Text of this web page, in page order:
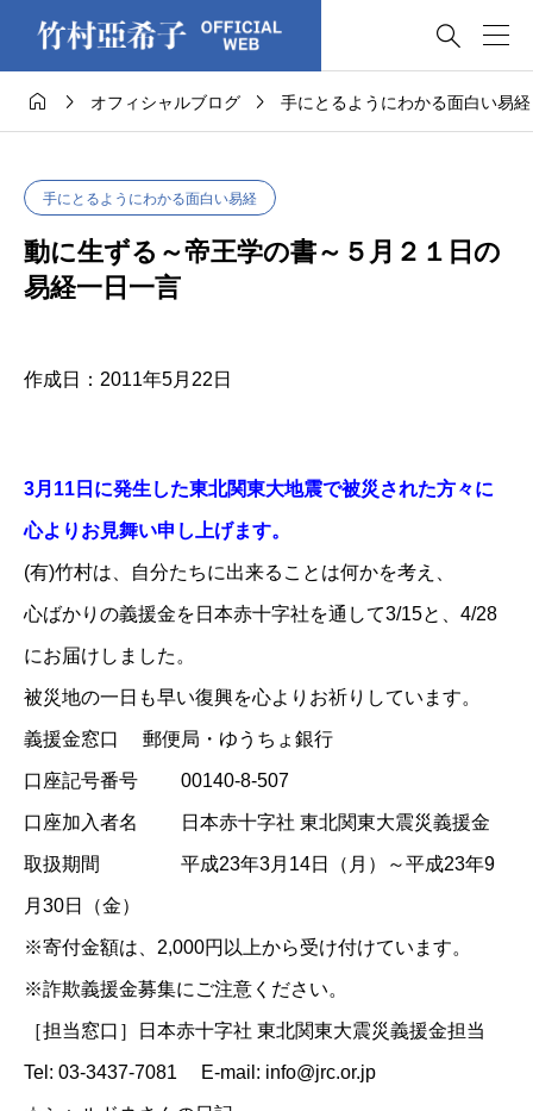

  オフィシャルブログ  手にとるようにわかる面白い易経
手にとるようにわかる面白い易経
動に生ずる～帝王学の書～５月２１日の
易経一日一言
作成日：2011年5月22日
3月11日に発生した東北関東大地震で被災された方々に
心よりお見舞い申し上げます。
(有)竹村は、自分たちに出来ることは何かを考え、
心ばかりの義援金を 日本赤十字社を通して3/15と、4/28
にお届けしました。
被災地の一日も早い復興を心よりお祈りしています。
義援金窓口 郵便局・ゆうちょ銀行
口座記号番号 00140-8-507
口座加入者名 日本赤十字社 東北関東大震災義援金
取扱期間 平成23年3月14日（月）～平成23年9
月30日（金）
※寄付金額は、2,000円以上から受け付けています。
※詐欺義援金募集にご注意ください。
［担当窓口］日本赤十字社 東北関東大震災義援金担当
Tel: 03-3437-7081 E-mail: info@jrc.or.jp